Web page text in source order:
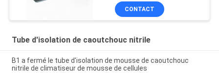
CONTACT
Tube d'isolation de caoutchouc nitrile
B1 a fermé le tube d'isolation de mousse de caoutchouc
nitrile de climatiseur de mousse de cellules